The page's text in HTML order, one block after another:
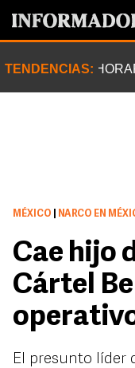
TENDENCIAS:
MÉXICO NARCO EN
Cae hijo
Cártel
El presunto líder